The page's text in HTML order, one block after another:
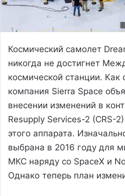
Космический самолет
никогда не достигнет
космической станции. Как
компания Sierra Space
внесении изменений в
Resupply Services-2 (CRS-
этого аппарата.
выбрана в 2016 году для
МКС наряду со SpaceX и
Однако теперь план